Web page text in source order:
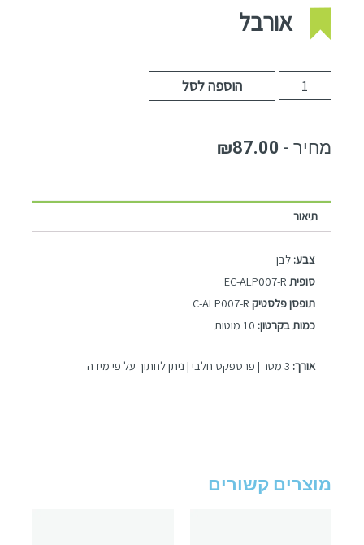
אורבל
הוספה לסל
₪87.00
תיאור
צבע: לבן
סופית
תופסן פלסטיק
כמות בקרטון:
אורך:
מוצרים קשורים